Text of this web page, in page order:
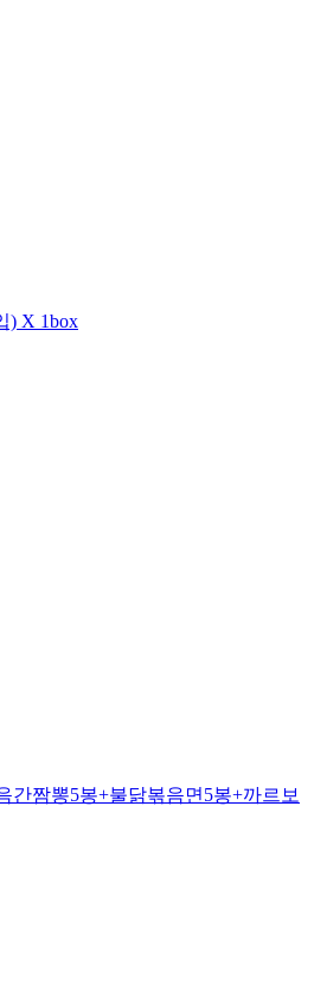
) X 1box
간짬뽕5봉+불닭볶음면5봉+까르보